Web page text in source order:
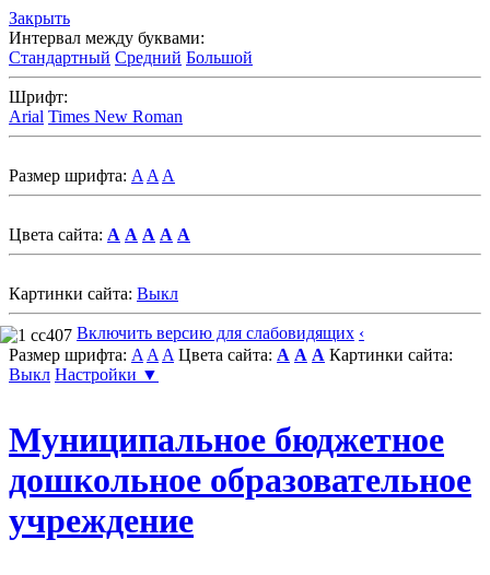
Закрыть
Интервал между буквами:
Стандартный Средний Большой
Шрифт:
Arial Times New Roman
Размер шрифта: A A A
Цвета сайта: A A A A A
Картинки сайта: Выкл
Включить версию для слабовидящих ‹
Размер шрифта: A A A Цвета сайта: A A A Картинки сайта:
Выкл Настройки ▼
Муниципальное бюджетное
дошкольное образовательное
учреждение